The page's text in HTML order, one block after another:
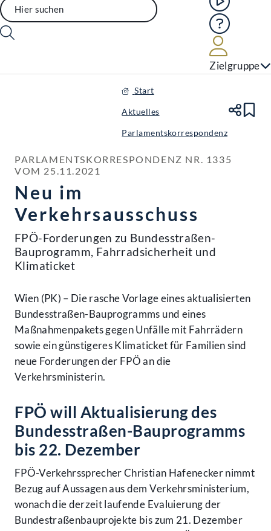
Hilfe
Zielgruppe
Start
Aktuelles
Parlamentskorrespondenz
PARLAMENTSKORRESPONDENZ NR. 1335
VOM 25.11.2021
Neu im
Verkehrsausschuss
FPÖ-Forderungen zu Bundesstraßen-
Bauprogramm, Fahrradsicherheit und
Klimaticket
Wien (PK) – Die rasche Vorlage eines aktualisierten
Bundesstraßen-Bauprogramms und eines
Maßnahmenpakets gegen Unfälle mit Fahrrädern
sowie ein günstigeres Klimaticket für Familien sind
neue Forderungen der FPÖ an die
Verkehrsministerin.
FPÖ will Aktualisierung des
Bundesstraßen-Bauprogramms
bis 22. Dezember
FPÖ-Verkehrssprecher Christian Hafenecker nimmt
Bezug auf Aussagen aus dem Verkehrsministerium,
wonach die derzeit laufende Evaluierung der
Bundestraßenbauprojekte bis zum 21. Dezember